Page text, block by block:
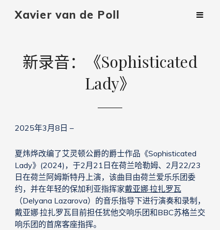
Xavier van de Poll
新录音：《Sophisticated
Lady》
2025年3月8日 –
夏炜烨改编了艾灵顿公爵的爵士作品《Sophisticated
Lady》(2024)，于2月21日在荷兰哈勒姆、2月22/23
日在荷兰阿姆斯特丹上演，该曲目由荷兰爱乐乐团委
约，并在年轻的保加利亚指挥家戴亚娜·拉扎罗瓦
（Delyana Lazarova）的音乐指导下进行演奏和录制，
戴亚娜·拉扎罗瓦目前担任犹他交响乐团和BBC苏格兰交
响乐团的首席客座指挥。